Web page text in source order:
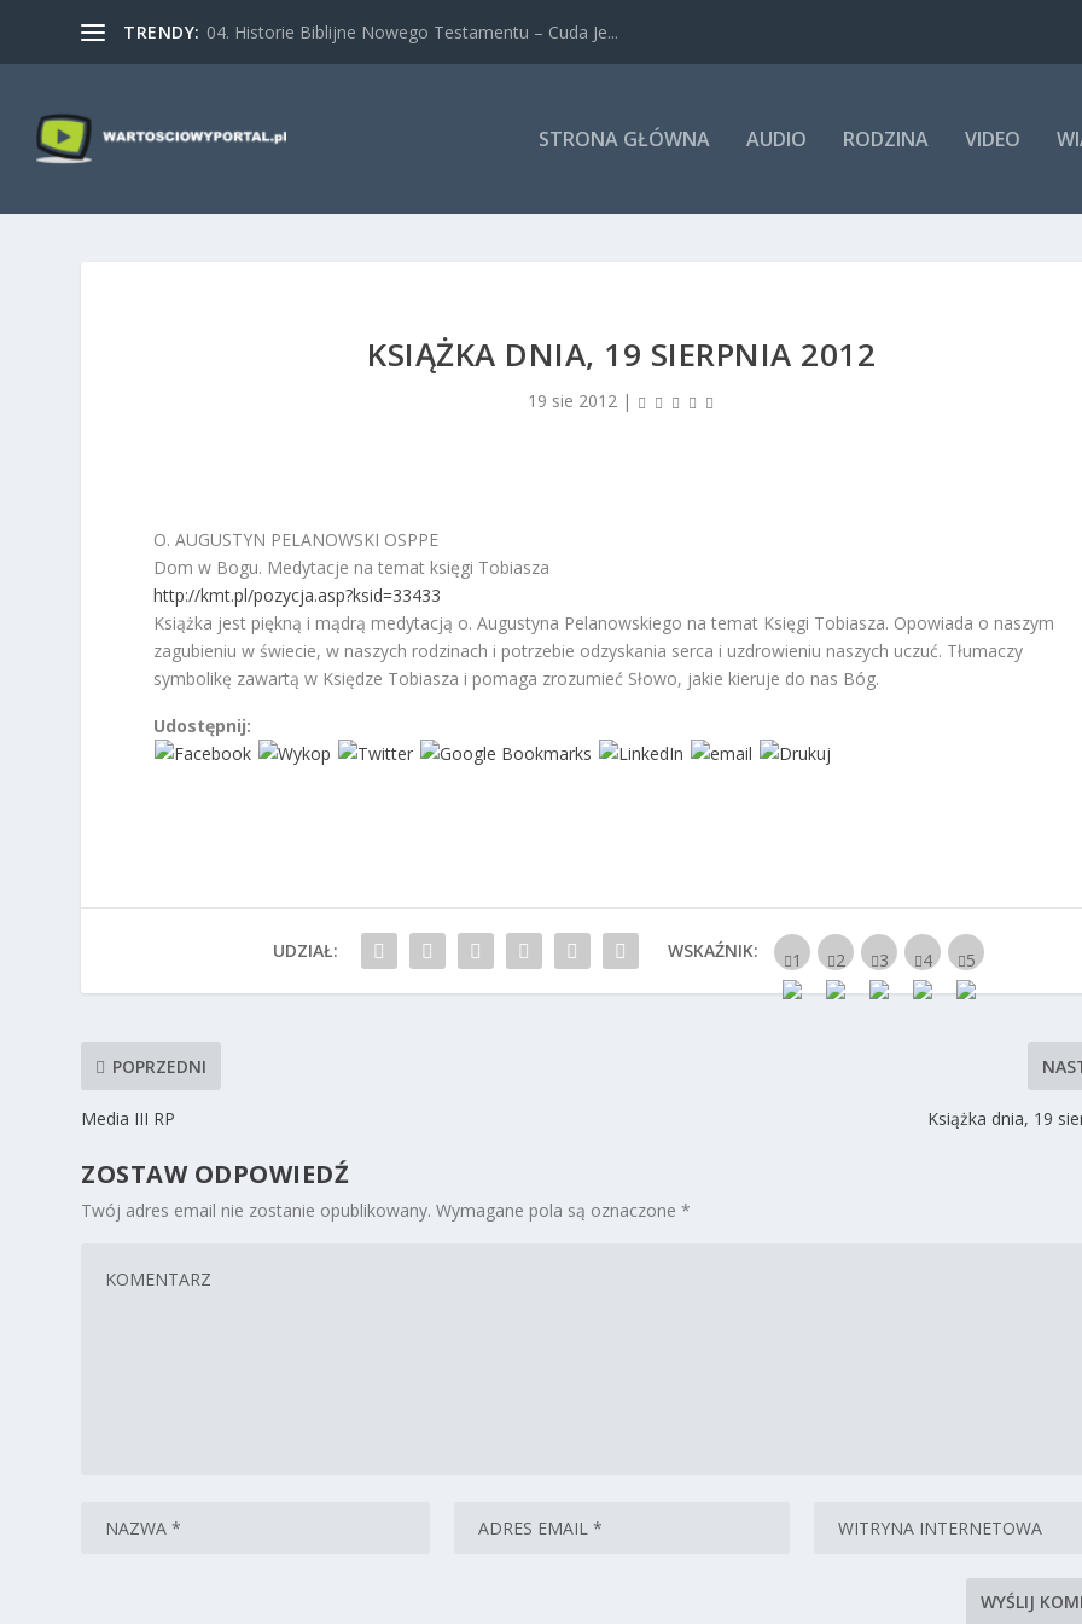
TRENDY: 04. Historie Biblijne Nowego Testamentu – Cuda Je...
STRONA GŁÓWNA AUDIO RODZINA VIDEO
KSIĄŻKA DNIA, 19 SIERPNIA 2012
19 sie 2012|
O. AUGUSTYN PELANOWSKI OSPPE
Dom w Bogu. Medytacje na temat księgi Tobiasza
http://kmt.pl/pozycja.asp?ksid=33433
Książka jest piękną i mądrą medytacją o. Augustyna Pelanowskiego na temat Księgi Tobiasza. Opowiada o naszym
zagubieniu w świecie, w naszych rodzinach i potrzebie odzyskania serca i uzdrowieniu naszych uczuć. Tłumaczy
symbolikę zawartą w Księdze Tobiasza i pomaga zrozumieć Słowo, jakie kieruje do nas Bóg.
Udostępnij:
UDZIAŁ: WSKAŹNIK:
POPRZEDNI
Media III RP Książka dnia, 19
ZOSTAW ODPOWIEDŹ
Twój adres email nie zostanie opublikowany. Wymagane pola są oznaczone*